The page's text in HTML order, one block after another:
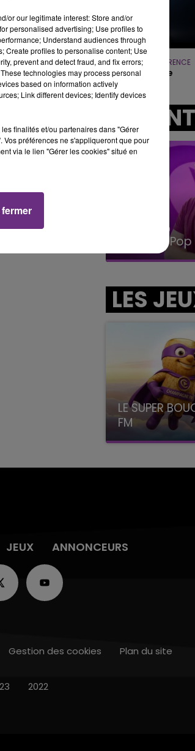
FERME
ville
de
DUNCAN LAURENCE
Arcade
A
14h00 - 15h00
La Radio Pop
LES
LE SUPER
FM
avec La Famille
JEUX ANNONCEURS
Gestion des cookies Plan du site
2022
or our legitimate interest: Store and/or
personalised advertising; Use profiles to
Understand audiences through
Create profiles to personalise content; Use
prevent and detect fraud, and fix errors;
technologies may process personal
based on information actively
Link different devices; Identify devices
finalités et/ou partenaires dans "Gérer
préférences ne s'appliqueront que pour
via le lien "Gérer les cookies" situé en